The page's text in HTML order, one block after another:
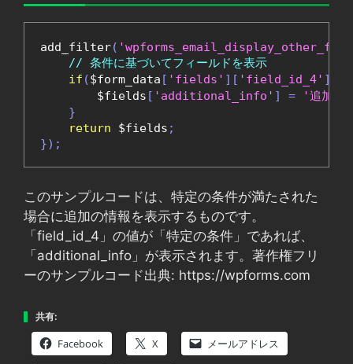
add_filter(
// 条件に基づいてフィールドを表示
if ($form_data [ 'fields' ][ 'field_id_4' ]
        $fields
[ 'additional_info' ] =
'追加情
}
return $fields ;
});
このサンプルコードは、特定の条件が満たされた
場合に追加の情報を表示するものです。
「field_id_4」の値が「特定の条件」であれば、
「additional_info」が表示されます。著作権フリ
ーのサンプルコード出典: https://wpforms.com
共有:
Facebook X メールアドレス